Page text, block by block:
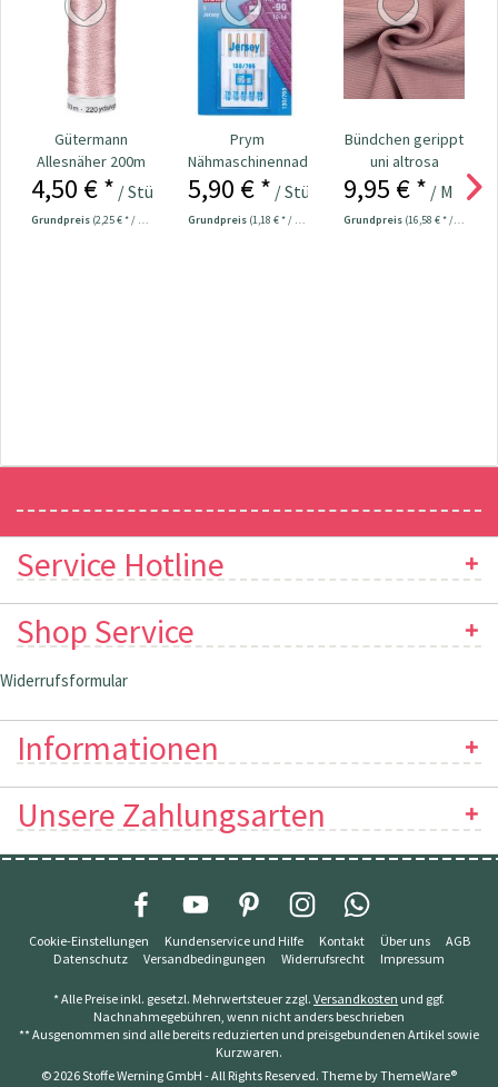
Gütermann
Allesnäher 200m
Fb. 662 - altrosa
4,50 € * / Stück
Grundpreis (2,25 € * / 100 Meter)
Prym
Nähmaschinennadeln
130/705 Jersey
5,90 € * / Stück
Grundpreis (1,18 € * / 1 Stück)
Bündchen gerippt
uni altrosa
9,95 € * / Meter
Grundpreis (16,58 € * / 1 m²)
Service Hotline
Shop Service
Widerrufsformular
Informationen
Unsere Zahlungsarten
Cookie-Einstellungen Kundenservice und Hilfe Kontakt Über uns
AGB
Datenschutz
Versandbedingungen Widerrufsrecht Impressum
* Alle Preise inkl. gesetzl. Mehrwertsteuer zzgl. Versandkosten und ggf.
Nachnahmegebühren, wenn nicht anders beschrieben
** Ausgenommen sind alle bereits reduzierten und preisgebundenen Artikel sowie
Kurzwaren.
© 2026 Stoffe Werning GmbH - All Rights Reserved. Theme byThemeWare®